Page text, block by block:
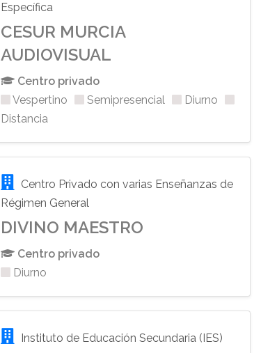
Específica
CESUR MURCIA
AUDIOVISUAL
Centro privado
Vespertino
Semipresencial
Diurno
Distancia
Centro Privado con varias Enseñanzas de
Régimen General
DIVINO MAESTRO
Centro privado
Diurno
Instituto de Educación Secundaria (IES)